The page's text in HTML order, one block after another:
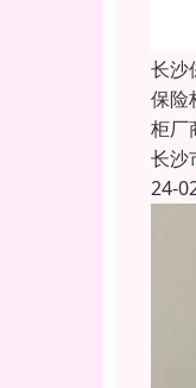
长沙
保险
柜厂
长沙
24-